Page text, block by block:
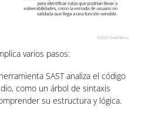
varios pasos:
SAST analiza el código
como un árbol de sintaxis
su estructura y lógica.